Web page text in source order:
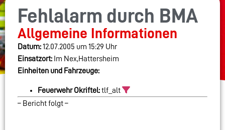
Fehlalarm durch BMA
Allgemeine Informationen
Datum:12.07.2005 um 15:29 Uhr
Einsatzort: Im Nex,Hattersheim
Einheiten und Fahrzeuge:
Feuerwehr Okriftel:tlf_alt
– Bericht folgt –